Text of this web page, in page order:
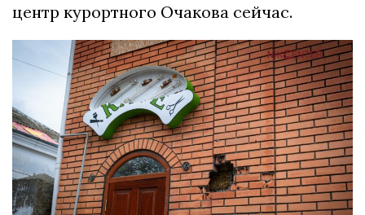
центр курортного Очакова сейчас.